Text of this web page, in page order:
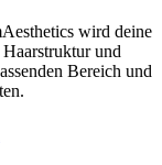
wird deine
und
Bereich und